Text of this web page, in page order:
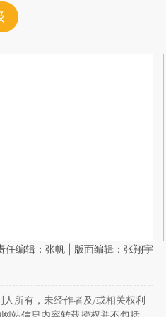
任编辑：张帆 | 版面编辑：张翔宇
所有，未经作者及/或相关权利